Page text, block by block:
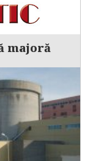
majoră